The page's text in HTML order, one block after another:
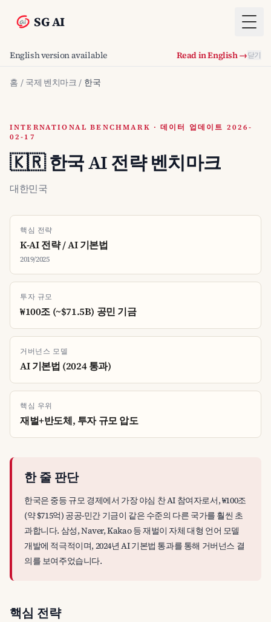
SG AI
English version available Read in English →닫기
홈 / 국제 벤치마크 / 한국
INTERNATIONAL BENCHMARK · 데이터 업데이트 2026-
02-17
🇰🇷 한국 AI 전략 벤치마크
대한민국
핵심 전략
K-AI 전략 / AI 기본법
2019/2025
투자 규모
₩100조 (~$71.5B) 공민 기금
거버넌스 모델
AI 기본법 (2024 통과)
핵심 우위
재벌+반도체, 투자 규모 압도
한 줄 판단
한국은 중등 규모 경제에서 가장 야심 찬 AI 참여자로서, ₩100조
(약 $715억) 공공-민간 기금이 같은 수준의 다른 국가를 훨씬 초
과합니다. 삼성, Naver, Kakao 등 재벌이 자체 대형 언어 모델
개발에 적극적이며, 2024년 AI 기본법 통과를 통해 거버넌스 결
의를 보여주었습니다.
핵심 전략